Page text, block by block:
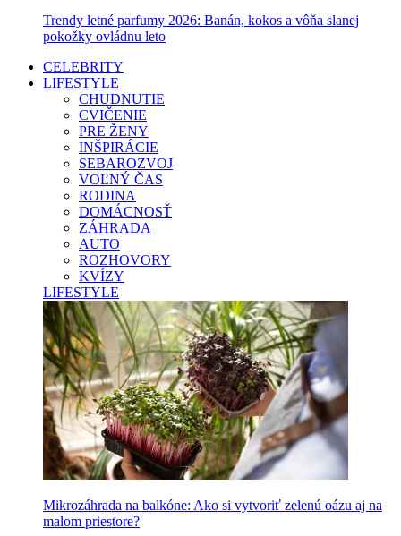
Trendy letné parfumy 2026: Banán, kokos a vôňa slanej
pokožky ovládnu leto
CELEBRITY
LIFESTYLE
CHUDNUTIE
CVIČENIE
PRE ŽENY
INŠPIRÁCIE
SEBAROZVOJ
VOĽNÝ ČAS
RODINA
DOMÁCNOSŤ
ZÁHRADA
AUTO
ROZHOVORY
KVÍZY
LIFESTYLE
Mikrozáhrada na balkóne: Ako si vytvoriť zelenú oázu aj na
malom priestore?